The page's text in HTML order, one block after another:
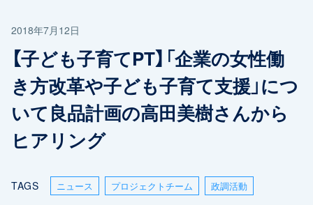
2018年7月12日
【子ども子育てPT】「企業の女性働
き方改革や子ども子育て支援」につ
いて良品計画の高田美樹さんから
ヒアリング
TAGS ニュース プロジェクトチーム 政調活動